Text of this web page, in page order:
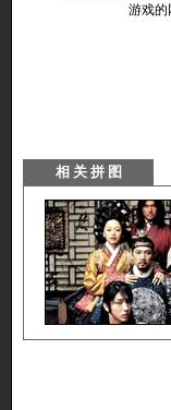
游戏的